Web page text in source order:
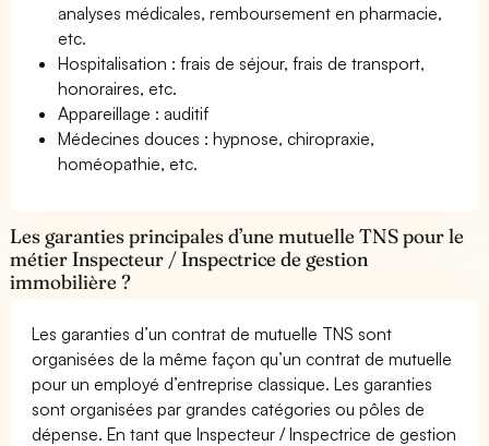
analyses médicales, remboursement en pharmacie,
etc.
Hospitalisation : frais de séjour, frais de transport,
honoraires, etc.
Appareillage : auditif
Médecines douces : hypnose, chiropraxie,
homéopathie, etc.
Les garanties principales d’une mutuelle TNS pour le
métier Inspecteur / Inspectrice de gestion
immobilière ?
Les garanties d’un contrat de mutuelle TNS sont
organisées de la même façon qu’un contrat de mutuelle
pour un employé d’entreprise classique. Les garanties
sont organisées par grandes catégories ou pôles de
dépense. En tant que Inspecteur / Inspectrice de gestion